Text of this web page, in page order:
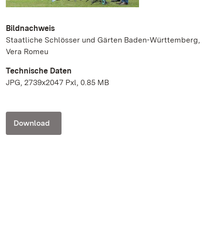
Bildnachweis
Staatliche Schlösser und Gärten Baden-Württemberg,
Vera Romeu
Technische Daten
JPG, 2739x2047 Pxl, 0.85 MB
Download